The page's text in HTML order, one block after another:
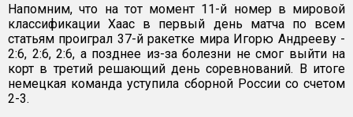
Напомним, что на тот момент 11-й номер в мировой
классификации Хаас в первый день матча по всем
статьям проиграл 37-й ракетке мира Игорю Андрееву -
2:6, 2:6, 2:6, а позднее из-за болезни не смог выйти на
корт в третий решающий день соревнований. В итоге
немецкая команда уступила сборной России со счетом
2-3.